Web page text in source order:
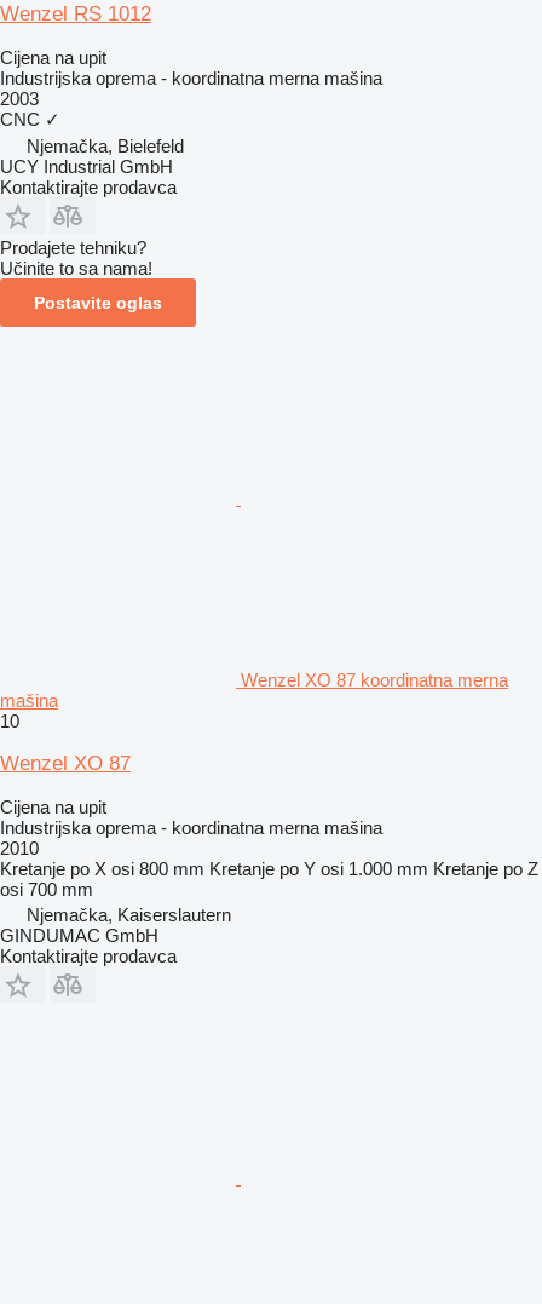
Wenzel RS 1012
Cijena na upit
Industrijska oprema - koordinatna merna mašina
2003
CNC ✓
Njemačka, Bielefeld
UCY Industrial GmbH
Kontaktirajte prodavca
Prodajete tehniku?
Učinite to sa nama!
Postavite oglas
Wenzel XO 87 koordinatna merna
mašina
10
Wenzel XO 87
Cijena na upit
Industrijska oprema - koordinatna merna mašina
2010
Kretanje po X osi 800 mm Kretanje po Y osi 1.000 mm Kretanje po Z
osi 700 mm
Njemačka, Kaiserslautern
GINDUMAC GmbH
Kontaktirajte prodavca